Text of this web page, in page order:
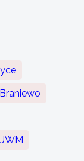
Braniewo